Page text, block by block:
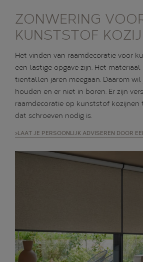
ZONWERING
KUNSTSTOF
Het vinden van raamdecoratie voor
een lastige opgave zijn. Het
tientallen jaren meegaan. Daarom
houden en er niet in boren. Er zijn
raamdecoratie op kunststof kozijnen
dat schroeven nodig is.
>LAAT JE PERSOONLIJK ADVISEREN DOOR